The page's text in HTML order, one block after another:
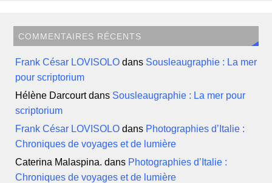
COMMENTAIRES RÉCENTS
Frank César LOVISOLO dans Sousleaugraphie : La mer
pour scriptorium
Hélène Darcourtdans Sousleaugraphie : La mer pour
scriptorium
Frank César LOVISOLO dans Photographies d’Italie :
Chroniques de voyages et de lumière
Caterina Malaspina. dans Photographies d’Italie :
Chroniques de voyages et de lumière